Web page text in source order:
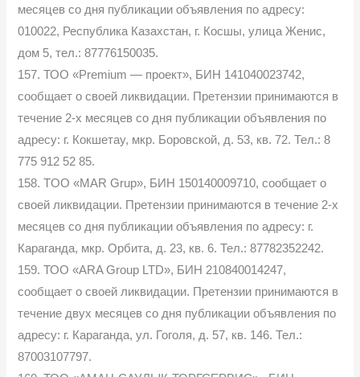
месяцев со дня публикации объявления по адресу:
010022, Республика Казахстан, г. Косшы, улица Женис,
дом 5, тел.: 87776150035.
157. ТОО «Premium — проект», БИН 141040023742,
сообщает о своей ликвидации. Претензии принимаются в
течение 2-х месяцев со дня публикации объявления по
адресу: г. Кокшетау, мкр. Боровской, д. 53, кв. 72. Тел.: 8
775 912 52 85.
158. TOO «MAR Grup», БИН 150140009710, сообщает о
своей ликвидации. Претензии принимаются в течение 2-х
месяцев со дня публикации объявления по адресу: г.
Караганда, мкр. Орбита, д. 23, кв. 6. Тел.: 87782352242.
159. ТОО «ARA Group LTD», БИН 210840014247,
сообщает о своей ликвидации. Претензии принимаются в
течение двух месяцев со дня публикации объявления по
адресу: г. Караганда, ул. Гоголя, д. 57, кв. 146. Тел.:
87003107797.